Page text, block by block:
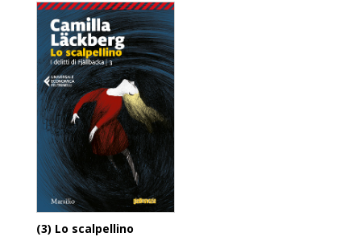
(3) Lo scalpellino